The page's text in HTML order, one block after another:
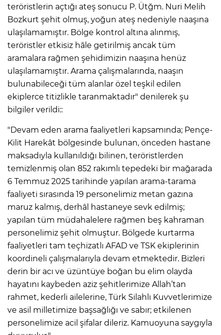
teröristlerin açtığı ateş sonucu P. Ütğm. Nuri Melih
Bozkurt şehit olmuş, yoğun ateş nedeniyle naaşına
ulaşılamamıştır. Bölge kontrol altına alınmış,
teröristler etkisiz hâle getirilmiş ancak tüm
aramalara rağmen şehidimizin naaşına henüz
ulaşılamamıştır. Arama çalışmalarında, naaşın
bulunabileceği tüm alanlar özel teşkil edilen
ekiplerce titizlikle taranmaktadır" denilerek şu
bilgiler verildi::
"Devam eden arama faaliyetleri kapsamında; Pençe-
Kilit Harekât bölgesinde bulunan, önceden hastane
maksadıyla kullanıldığı bilinen, teröristlerden
temizlenmiş olan 852 rakımlı tepedeki bir mağarada
6 Temmuz 2025 tarihinde yapılan arama-tarama
faaliyeti sırasında 19 personelimiz metan gazına
maruz kalmış, derhâl hastaneye sevk edilmiş;
yapılan tüm müdahalelere rağmen beş kahraman
personelimiz şehit olmuştur. Bölgede kurtarma
faaliyetleri tam teçhizatlı AFAD ve TSK ekiplerinin
koordineli çalışmalarıyla devam etmektedir. Bizleri
derin bir acı ve üzüntüye boğan bu elim olayda
hayatını kaybeden aziz şehitlerimize Allah’tan
rahmet, kederli ailelerine, Türk Silahlı Kuvvetlerimize
ve asil milletimize başsağlığı ve sabır; etkilenen
personelimize acil şifalar dileriz. Kamuoyuna saygıyla